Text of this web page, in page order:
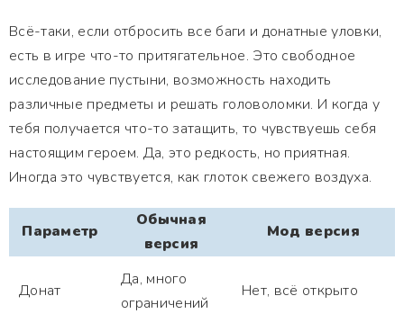
Всё-таки, если отбросить все баги и донатные уловки,
есть в игре что-то притягательное. Это свободное
исследование пустыни, возможность находить
различные предметы и решать головоломки. И когда у
тебя получается что-то затащить, то чувствуешь себя
настоящим героем. Да, это редкость, но приятная.
Иногда это чувствуется, как глоток свежего воздуха.
Параметр
Обычная
версия
Мод версия
Донат
Да, много
ограничений
Нет, всё открыто